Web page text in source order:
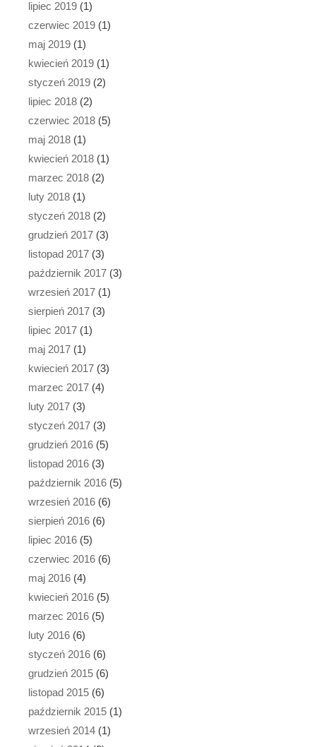
lipiec 2019 (1)
czerwiec 2019 (1)
maj 2019 (1)
kwiecień 2019 (1)
styczeń 2019 (2)
lipiec 2018 (2)
czerwiec 2018 (5)
maj 2018 (1)
kwiecień 2018 (1)
marzec 2018 (2)
luty 2018 (1)
styczeń 2018 (2)
grudzień 2017 (3)
listopad 2017 (3)
październik 2017 (3)
wrzesień 2017 (1)
sierpień 2017 (3)
lipiec 2017 (1)
maj 2017 (1)
kwiecień 2017 (3)
marzec 2017 (4)
luty 2017 (3)
styczeń 2017 (3)
grudzień 2016 (5)
listopad 2016 (3)
październik 2016 (5)
wrzesień 2016 (6)
sierpień 2016 (6)
lipiec 2016 (5)
czerwiec 2016 (6)
maj 2016 (4)
kwiecień 2016 (5)
marzec 2016 (5)
luty 2016 (6)
styczeń 2016 (6)
grudzień 2015 (6)
listopad 2015 (6)
październik 2015 (1)
wrzesień 2014 (1)